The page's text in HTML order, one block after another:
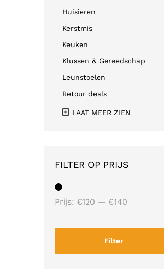
Huisieren
Kerstmis
Keuken
Klussen & Gereedschap
Leunstoelen
Retour deals
LAAT MEER ZIEN
FILTER OP PRIJS
Filter
Prijs: €120 — €140